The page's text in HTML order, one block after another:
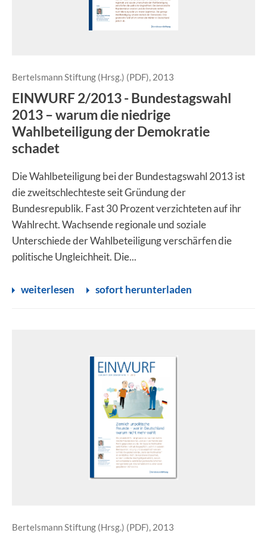
Bertelsmann Stiftung (Hrsg.) (PDF), 2013
EINWURF 2/2013 - Bundestagswahl
2013 – warum die niedrige
Wahlbeteiligung der Demokratie
schadet
Die Wahlbeteiligung bei der Bundestagswahl 2013 ist
die zweitschlechteste seit Gründung der
Bundesrepublik. Fast 30 Prozent verzichteten auf ihr
Wahlrecht. Wachsende regionale und soziale
Unterschiede der Wahlbeteiligung verschärfen die
politische Ungleichheit. Die...
weiterlesen sofort herunterladen
Bertelsmann Stiftung (Hrsg.) (PDF), 2013